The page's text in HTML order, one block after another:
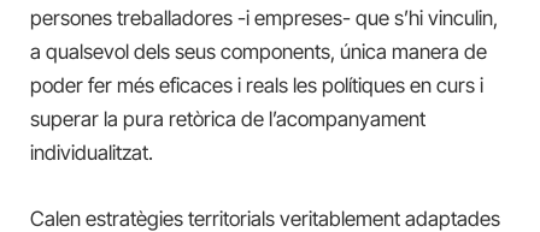
persones treballadores -i empreses- que s’hi vinculin,
a qualsevol dels seus components, única manera de
poder fer més eficaces i reals les polítiques en curs i
superar la pura retòrica de l’acompanyament
individualitzat.
Calen estratègies territorials veritablement adaptades